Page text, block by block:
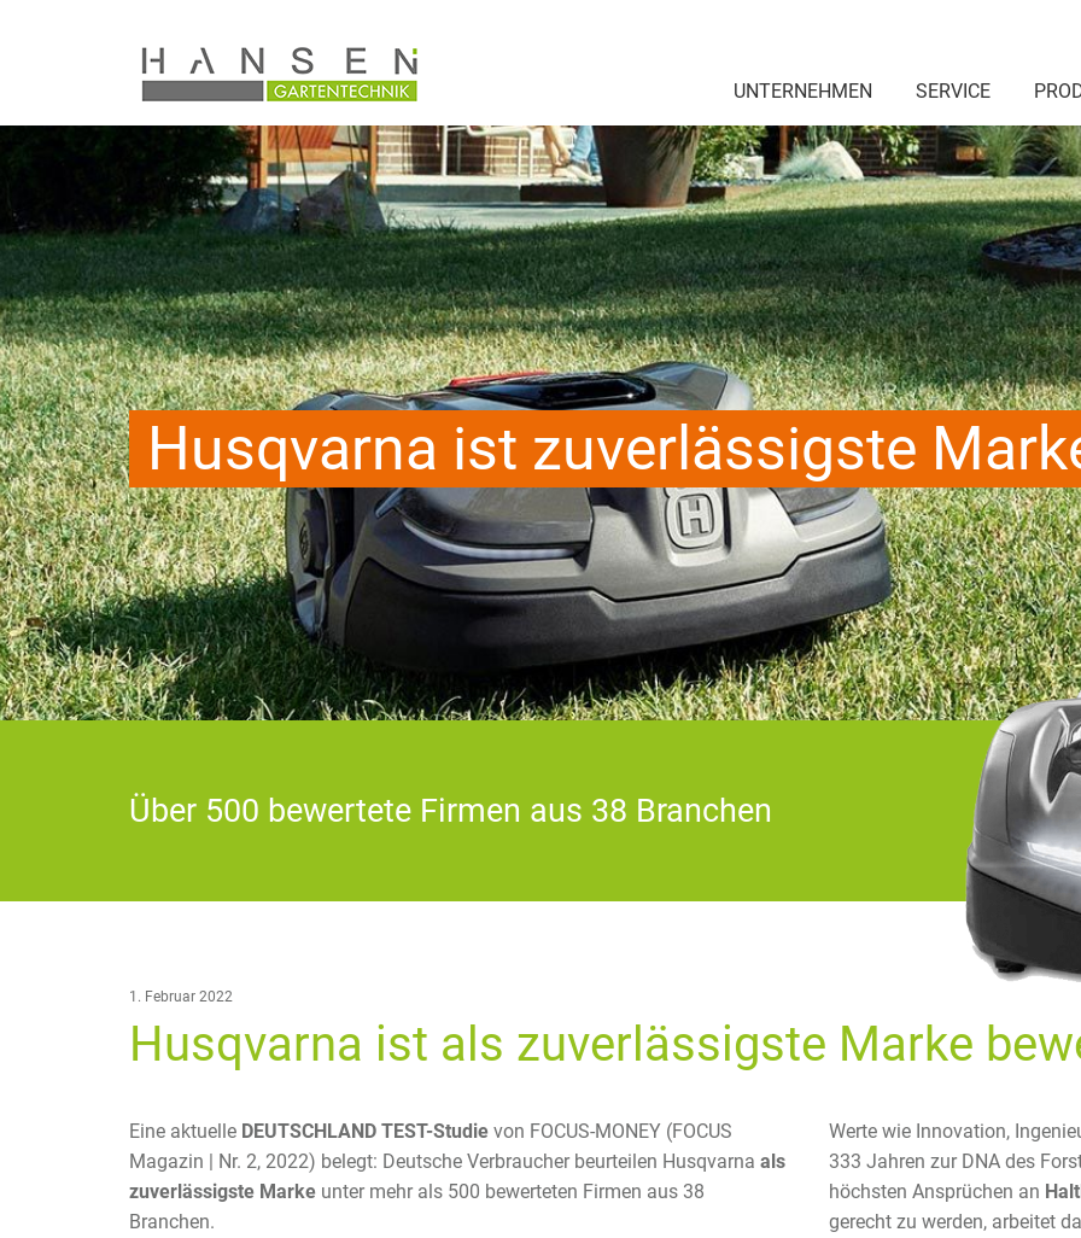
UNTERNEHMEN SERVICE
Husqvarna ist zuverlässigste
Über 500 bewertete Firmen aus 38 Branchen
1. Februar 2022
Husqvarna ist als zuverlässigste Marke
Eine aktuelle DEUTSCHLAND TEST-Studie von FOCUS-MONEY (FOCUS
Magazin | Nr. 2, 2022) belegt: Deutsche Verbraucher beurteilen Husqvarna als
zuverlässigste Marke unter mehr als 500 bewerteten Firmen aus 38
Branchen.
Werte wie Innovation,
333 Jahren zur DNA des
höchsten Ansprüchen an
gerecht zu werden, arbeitet